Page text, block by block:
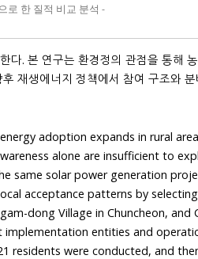
로 한 질적 비교 분석 -
다. 본 연구는 환경정의 관점을 통해
재생에너지 정책에서 참여 구조와
adoption expands in rural
alone are insufficient to
same solar power generation
acceptance patterns by
dong Village in Chuncheon, and
entities and
residents were conducted, and